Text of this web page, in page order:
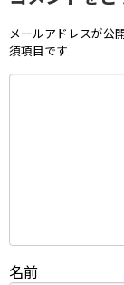
メールアドレスが公
須項目です
名前